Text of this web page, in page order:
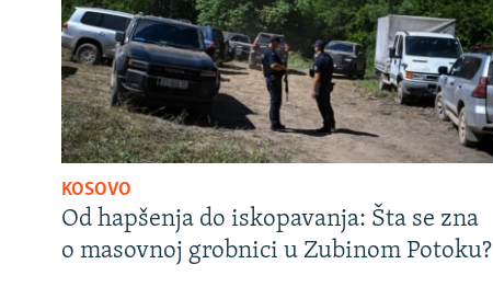
KOSOVO
Od hapšenja do iskopavanja: Šta se zna
o masovnoj grobnici u Zubinom Potoku?